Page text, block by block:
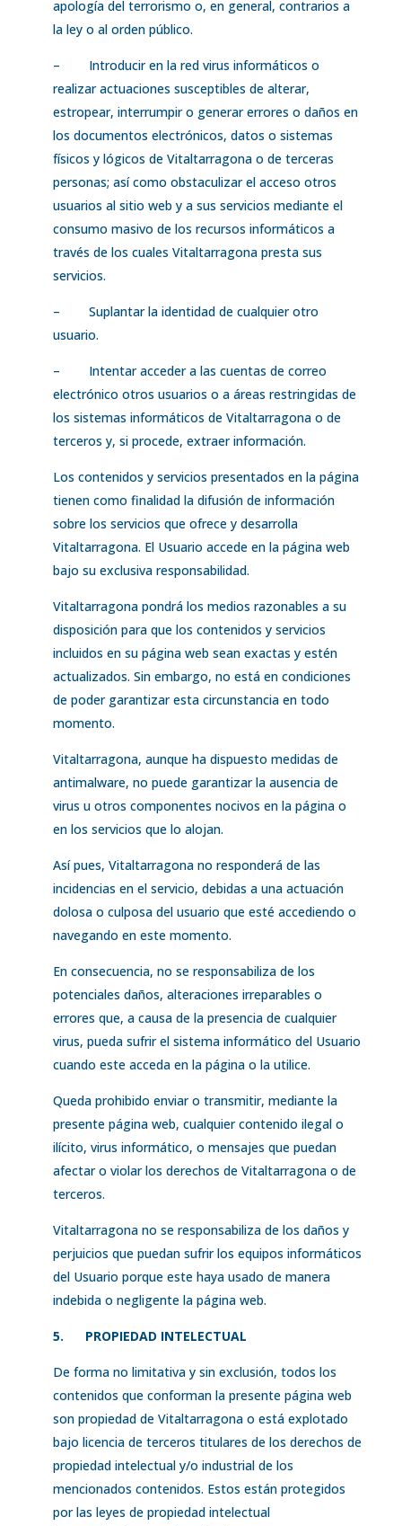
apología del terrorismo o, en general, contrarios a
la ley o al orden público.
– Introducir en la red virus informáticos o
realizar actuaciones susceptibles de alterar,
estropear, interrumpir o generar errores o daños en
los documentos electrónicos, datos o sistemas
físicos y lógicos de Vitaltarragona o de terceras
personas; así como obstaculizar el acceso otros
usuarios al sitio web y a sus servicios mediante el
consumo masivo de los recursos informáticos a
través de los cuales Vitaltarragona presta sus
servicios.
– Suplantar la identidad de cualquier otro
usuario.
– Intentar acceder a las cuentas de correo
electrónico otros usuarios o a áreas restringidas de
los sistemas informáticos de Vitaltarragona o de
terceros y, si procede, extraer información.
Los contenidos y servicios presentados en la página
tienen como finalidad la difusión de información
sobre los servicios que ofrece y desarrolla
Vitaltarragona. El Usuario accede en la página web
bajo su exclusiva responsabilidad.
Vitaltarragona pondrá los medios razonables a su
disposición para que los contenidos y servicios
incluidos en su página web sean exactas y estén
actualizados. Sin embargo, no está en condiciones
de poder garantizar esta circunstancia en todo
momento.
Vitaltarragona, aunque ha dispuesto medidas de
antimalware, no puede garantizar la ausencia de
virus u otros componentes nocivos en la página o
en los servicios que lo alojan.
Así pues, Vitaltarragona no responderá de las
incidencias en el servicio, debidas a una actuación
dolosa o culposa del usuario que esté accediendo o
navegando en este momento.
En consecuencia, no se responsabiliza de los
potenciales daños, alteraciones irreparables o
errores que, a causa de la presencia de cualquier
virus, pueda sufrir el sistema informático del Usuario
cuando este acceda en la página o la utilice.
Queda prohibido enviar o transmitir, mediante la
presente página web, cualquier contenido ilegal o
ilícito, virus informático, o mensajes que puedan
afectar o violar los derechos de Vitaltarragona o de
terceros.
Vitaltarragona no se responsabiliza de los daños y
perjuicios que puedan sufrir los equipos informáticos
del Usuario porque este haya usado de manera
indebida o negligente la página web.
5. PROPIEDAD INTELECTUAL
De forma no limitativa y sin exclusión, todos los
contenidos que conforman la presente página web
son propiedad de Vitaltarragona o está explotado
bajo licencia de terceros titulares de los derechos de
propiedad intelectual y/o industrial de los
mencionados contenidos. Estos están protegidos
por las leyes de propiedad intelectual